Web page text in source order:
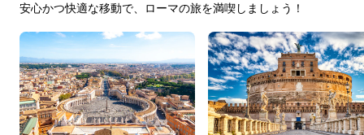
安心かつ快適な移動で、ローマの旅を満喫しましょう！